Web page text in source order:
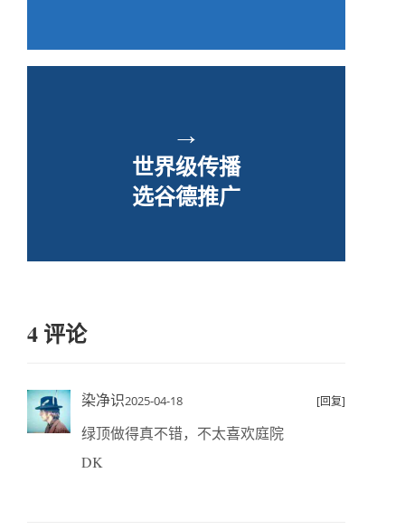
→
世界级传播
选谷德推广
4 评论
染净识2025-04-18 [回复]
绿顶做得真不错，不太喜欢庭院
DK